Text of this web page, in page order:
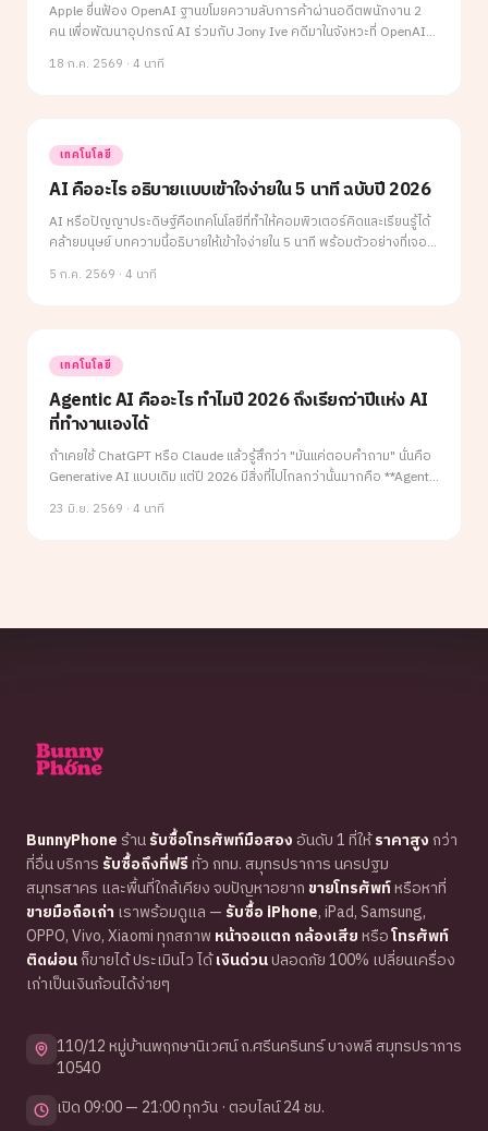
Apple ยื่นฟ้อง OpenAI ฐานขโมยความลับการค้าผ่านอดีตพนักงาน 2
คน เพื่อพัฒนาอุปกรณ์ AI ร่วมกับ Jony Ive คดีมาในจังหวะที่ OpenAI
เตรียม IPO ครั้งประวัติศาสตร์ ด้านอีลอน มัสก์ร่วมวงเหน็บทันที สรุป
ครบทุกประเด็นในบทความเดียว
18 ก.ค. 2569 · 4 นาที
เทคโนโลยี
AI คืออะไร อธิบายแบบเข้าใจง่ายใน 5 นาที ฉบับปี 2026
AI หรือปัญญาประดิษฐ์คือเทคโนโลยีที่ทำให้คอมพิวเตอร์คิดและเรียนรู้ได้
คล้ายมนุษย์ บทความนี้อธิบายให้เข้าใจง่ายใน 5 นาที พร้อมตัวอย่างที่เจอใน
ชีวิตประจำวันที่คุณใช้อยู่แล้วโดยไม่รู้ตัว
5 ก.ค. 2569 · 4 นาที
เทคโนโลยี
Agentic AI คืออะไร ทำไมปี 2026 ถึงเรียกว่าปีแห่ง AI
ที่ทำงานเองได้
ถ้าเคยใช้ ChatGPT หรือ Claude แล้วรู้สึกว่า "มันแค่ตอบคำถาม" นั่นคือ
Generative AI แบบเดิม แต่ปี 2026 มีสิ่งที่ไปไกลกว่านั้นมากคือ **Agentic
AI** ที่ไม่ต้องรอให้สั่งทีละขั้น แต่รับเป้าหมาย แล้วคิด วางแผน และลงมือ
ทำเองจนเสร็จ
23 มิ.ย. 2569 · 4 นาที
BunnyPhoneร้านรับซื้อโทรศัพท์มือสอง อันดับ 1 ที่ให้ราคาสูงกว่า
ที่อื่น บริการ รับซื้อถึงที่ฟรีทั่ว กทม. สมุทรปราการ นครปฐม
สมุทรสาคร และพื้นที่ใกล้เคียง จบปัญหาอยาก ขายโทรศัพท์หรือหาที่
ขายมือถือเก่า เราพร้อมดูแล — รับซื้อ iPhone, iPad, Samsung,
OPPO, Vivo, Xiaomi ทุกสภาพ หน้าจอแตก กล้องเสียหรือโทรศัพท์
ติดผ่อนก็ขายได้ ประเมินไว ได้เงินด่วนปลอดภัย 100% เปลี่ยนเครื่อง
เก่าเป็นเงินก้อนได้ง่ายๆ
110/12 หมู่บ้านพฤกษานิเวศน์ ถ.ศรีนครินทร์ บางพลี สมุทรปราการ
10540
เปิด 09:00 — 21:00 ทุกวัน · ตอบไลน์ 24 ชม.